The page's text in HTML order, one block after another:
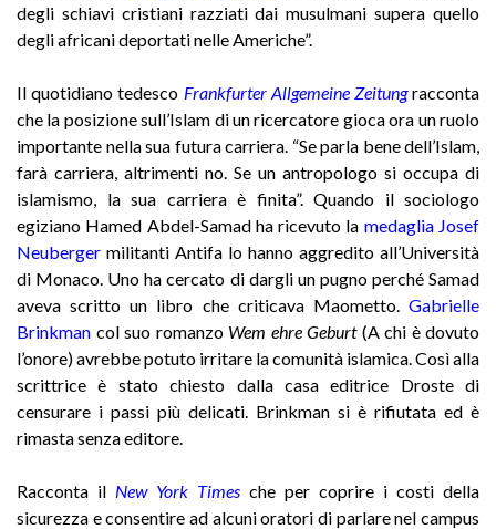
degli schiavi cristiani razziati dai musulmani supera quello
degli africani deportati nelle Americhe”.
Il quotidiano tedesco Frankfurter Allgemeine Zeitung racconta
che la posizione sull’Islam di un ricercatore gioca ora un ruolo
importante nella sua futura carriera. “Se parla bene dell’Islam,
farà carriera, altrimenti no. Se un antropologo si occupa di
islamismo, la sua carriera è finita”. Quando il sociologo
egiziano Hamed Abdel-Samad ha ricevuto la medaglia Josef
Neuberger militanti Antifa lo hanno aggredito all’Università
di Monaco. Uno ha cercato di dargli un pugno perché Samad
aveva scritto un libro che criticava Maometto. Gabrielle
Brinkman col suo romanzo Wem ehre Geburt(A chi è dovuto
l’onore) avrebbe potuto irritare la comunità islamica. Così alla
scrittrice è stato chiesto dalla casa editrice Droste di
censurare i passi più delicati. Brinkman si è rifiutata ed è
rimasta senza editore.
Racconta il New York Times che per coprire i costi della
sicurezza e consentire ad alcuni oratori di parlare nel campus